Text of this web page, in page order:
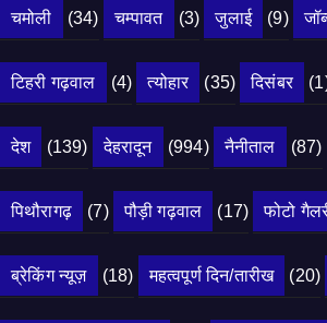
चमोली (34) चम्पावत (3) जुलाई (9)
टिहरी गढ़वाल (4) त्योहार (35) दिसंबर
देश (139) देहरादून (994) नैनीताल (87)
पिथौरागढ़ (7) पौड़ी गढ़वाल (17) फोटो
ब्रेकिंग न्यूज़ (18) महत्वपूर्ण दिन/तारीख (20)